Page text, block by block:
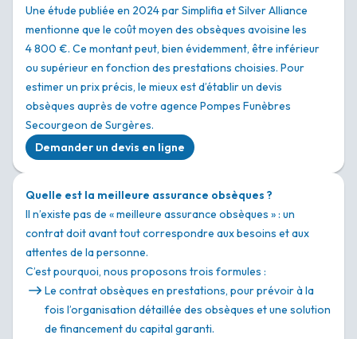
Une étude publiée en 2024 par Simplifia et Silver Alliance
mentionne que le coût moyen des obsèques avoisine les
4 800 €. Ce montant peut, bien évidemment, être inférieur
ou supérieur en fonction des prestations choisies. Pour
estimer un prix précis, le mieux est d’établir un devis
obsèques auprès de votre agence Pompes Funèbres
Secourgeon de Surgères.
Demander un devis en ligne
Quelle est la meilleure assurance obsèques ?
Il n’existe pas de « meilleure assurance obsèques » : un
contrat doit avant tout correspondre aux besoins et aux
attentes de la personne.
C’est pourquoi, nous proposons trois formules :
Le contrat obsèques en prestations, pour prévoir à la
fois l’organisation détaillée des obsèques et une solution
de financement du capital garanti.